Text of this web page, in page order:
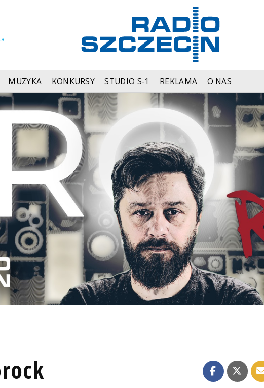
MUZYKA KONKURSY STUDIO S-1 REKLAMA O NAS